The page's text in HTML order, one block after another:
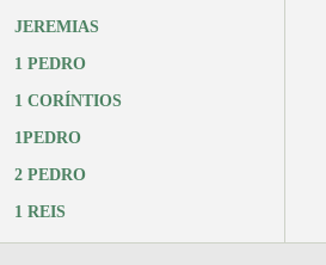
JEREMIAS
1 PEDRO
1 CORÍNTIOS
1PEDRO
2 PEDRO
1 REIS